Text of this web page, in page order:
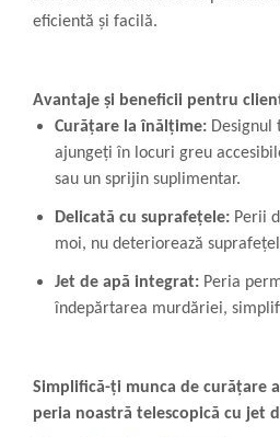
eficientă și facilă.
Avantaje și beneficii pentru
Curățare la înălțime: Designul
ajungeți în locuri greu
sau un sprijin suplimentar.
Delicată cu suprafețele: Perii
moi, nu deteriorează
Jet de apă integrat: Peria
îndepărtarea murdăriei,
Simplifică-ți munca de curățare
peria noastră telescopică cu jet